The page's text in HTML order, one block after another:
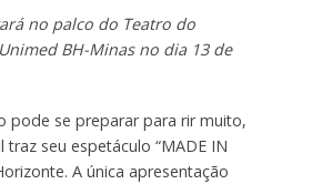
no palco do Teatro do
BH-Minas no dia 13 de
pode se preparar para rir muito,
traz seu espetáculo “MADE IN
A única apresentação